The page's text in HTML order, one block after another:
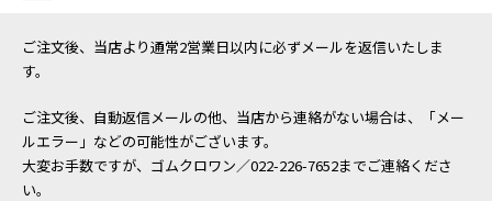
ご注文後、当店より通常2営業日以内に必ずメールを返信いたしま
す。
ご注文後、自動返信メールの他、当店から連絡がない場合は、「メー
ルエラー」などの可能性がございます。
大変お手数ですが、ゴムクロワン／022-226-7652までご連絡くださ
い。